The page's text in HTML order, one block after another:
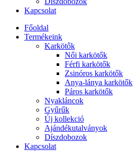
Kapcsolat
Főoldal
Termékeink
Karkötők
Női karkötők
Férfi karkötők
Zsinóros karkötők
Anya-lánya karkötők
Páros karkötők
Nyakláncok
Gyűrűk
Új kollekció
Ajándékutalványok
Díszdobozok
Kapcsolat